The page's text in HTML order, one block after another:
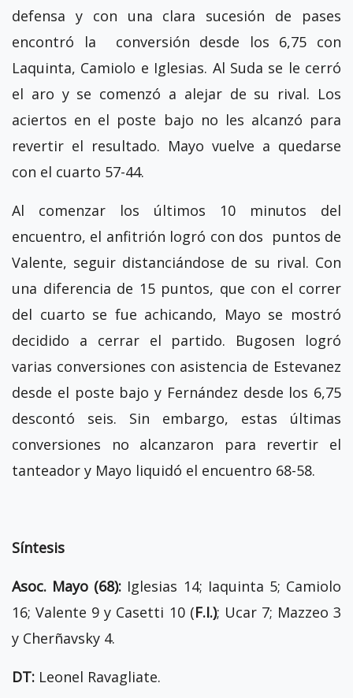
defensa y con una clara sucesión de pases
encontró la conversión desde los 6,75 con
Laquinta, Camiolo e Iglesias. Al Suda se le cerró
el aro y se comenzó a alejar de su rival. Los
aciertos en el poste bajo no les alcanzó para
revertir el resultado. Mayo vuelve a quedarse
con el cuarto 57-44.
Al comenzar los últimos 10 minutos del
encuentro, el anfitrión logró con dos puntos de
Valente, seguir distanciándose de su rival. Con
una diferencia de 15 puntos, que con el correr
del cuarto se fue achicando, Mayo se mostró
decidido a cerrar el partido. Bugosen logró
varias conversiones con asistencia de Estevanez
desde el poste bajo y Fernández desde los 6,75
descontó seis. Sin embargo, estas últimas
conversiones no alcanzaron para revertir el
tanteador y Mayo liquidó el encuentro 68-58.
Síntesis
Asoc. Mayo (68): Iglesias 14; Iaquinta 5; Camiolo
16; Valente 9 y Casetti 10 (F.I.); Ucar 7; Mazzeo 3
y Cherñavsky 4.
DT: Leonel Ravagliate.